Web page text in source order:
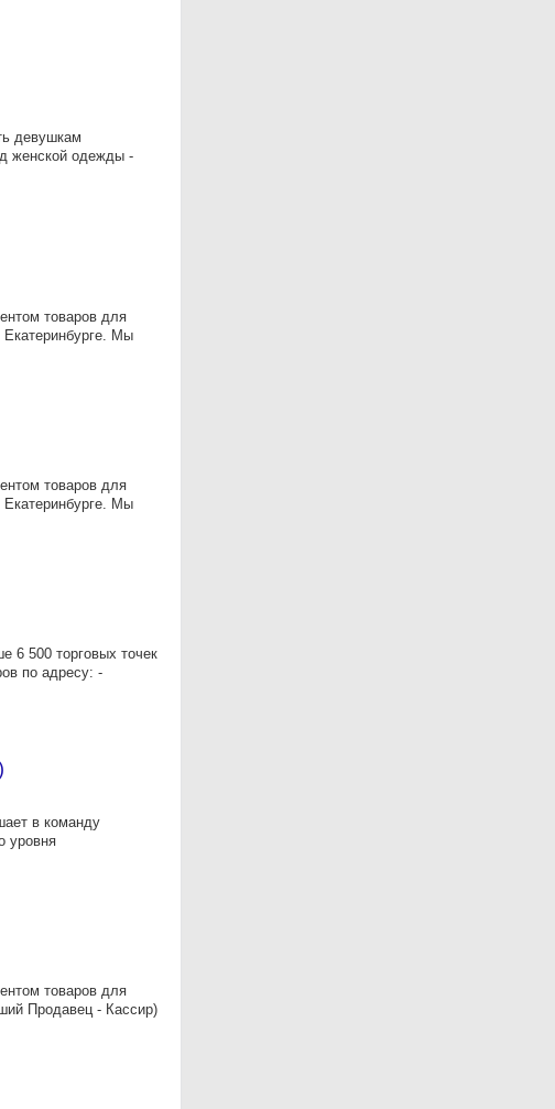
девушкам
женской одежды -
товаров для
Мы
товаров для
Мы
6 500 торговых точек
по адресу: -
в команду
уровня
товаров для
Продавец - Кассир)